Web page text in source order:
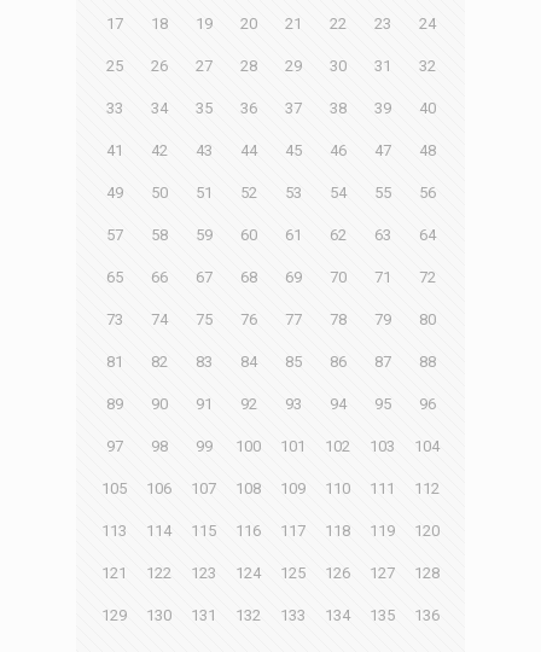
17 18 19 20 21 22 23 24
25 26 27 28 29 30 31 32
33 34 35 36 37 38 39 40
41 42 43 44 45 46 47 48
49 50 51 52 53 54 55 56
57 58 59 60 61 62 63 64
65 66 67 68 69 70 71 72
73 74 75 76 77 78 79 80
81 82 83 84 85 86 87 88
89 90 91 92 93 94 95 96
97 98 99 100 101 102 103 104
105 106 107 108 109 110 111 112
113 114 115 116 117 118 119 120
121 122 123 124 125 126 127 128
129 130 131 132 133 134 135 136